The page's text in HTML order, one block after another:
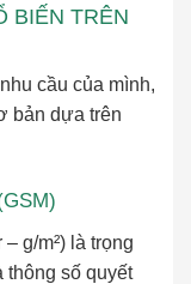
BIẾN TRÊN
cầu của mình,
bản dựa trên
g/m²) là trọng
thông số quyết